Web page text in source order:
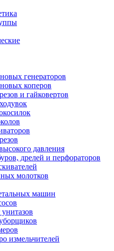
генераторов
коперов
и гайковертов
давления
дрелей и перфораторов
молотков
машин
измельчителей